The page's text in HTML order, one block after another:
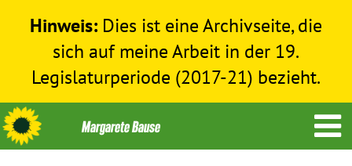
Hinweis: Dies ist eine Archivseite, die
sich auf meine Arbeit in der 19.
Legislaturperiode (2017-21) bezieht.